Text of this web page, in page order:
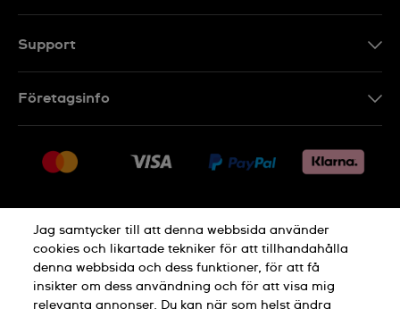
Support
Returer
Försäljningsvillkor
Ångra köp
Företagsinfo
Jobs
Integritetspolicy Cookie Notice
Jag samtycker till att denna webbsida använder
cookies och likartade tekniker för att tillhandahålla
denna webbsida och dess funktioner, för att få
insikter om dess användning och för att visa mig
relevanta annonser. Du kan när som helst ändra